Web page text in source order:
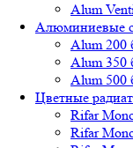
Alum
Алюминиевые
Alum 200
Alum 350
Alum 500
Цветные
Rifar
Rifar